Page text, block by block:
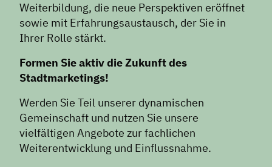
Weiterbildung, die neue Perspektiven eröffnet
sowie mit Erfahrungsaustausch, der Sie in
Ihrer Rolle stärkt.
Formen Sie aktiv die Zukunft des
Stadtmarketings!
Werden Sie Teil unserer dynamischen
Gemeinschaft und nutzen Sie unsere
vielfältigen Angebote zur fachlichen
Weiterentwicklung und Einflussnahme.